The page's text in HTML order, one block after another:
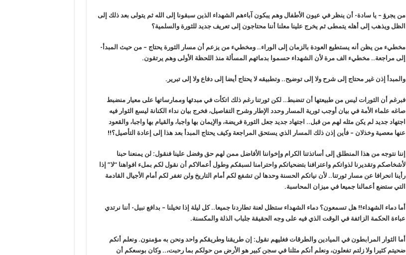
من يجرؤ – يا سادة- أن ينظر في عيون الأطفال وهم يبكون آباءهم الشهداء الذين سبقونا إلى الله ثم يتولى بعد ذلك إلى
الظل ويذهب إلى أهله يتمطى ثم يخرج علينا معلنا أننا محتاجون إلى تعريف جديد للثورة والسلمية؟
مخطيء من يظن أنه يستطيع العودة بالزمان إلى الوراء.. ومخطيء من يزعم أن مسار الثورة يحتاج – من حيث المبدأ-
إلى مراجعة.. مخطيء الف مرة لأن الشهداء حسموا بدمائهم المسألة منذ اللحظة الأولى وهم يرتقون.
والمبدأ إذن غير محتاج إلى شرح ولا إلى توضيح.. وتطبيقه لا يحتاج أيضا إلى دفاع ولا إلى تبرير.
فبرغم أن الثورات ليس من طبيعتها أن تنضبط.. لكن ثورتنا رغم ذلك اتكأت في مبدئها وممارساتها على معيار منضبط
صاغه علماء الأمة في بيان أوجب ثورية المسار وحدد الإطار وشرح التفاصيل، فخرج بيان نداء الكنانة ليسع الثوار فيه
اجتهاد جديد لم يكن مثله لهم من قبل.. اجتهاد جديد جعل الثورة فريضة، والإيمان بها واجبا، والقيام بها واجبا، والقعود
عنها معصية وخذلان – فأين إذن ذلك المسار الذي يستحق المراجعة وكيف يحتاج المبدأ بعد هذا إلى إعادة التأصيل؟!!
إننا نتوجه من هذا المنطلق إلى أساتذتنا الكرام وإخواننا الأفاضل ممن لهم حق وفضل علينا فنقول: لن يمنعنا حبنا
لأشخاصكم وتقديرنا لذواتكم واعترافنا بتضحياتكم واحترامنا لسبقكم وطول أعمالاكم أن نقول لكم بملء افواهنا “لا” إذا
رأينا انحرافا عن مسار ثورتنا.. لأن نياتكم الحسنة وحدها لن تشفع لكم أمام التاريخ ولن تغفر لكم أمام الأجيال القادمة
التي ستضع أعمالنا جميعا في ميزان المحاسبة.
أما دماء الشهداء!! هل تسمعون؟ دماء الشهداء ستظل لعنة تطاردنا جميعا.. كل ليلة إذا تخيلنا – بدافع نبيل- أننا نرتدي
عباءة الحكمة الزائفة في الوقت الذي فيه على وجه الحقيقة جلباب الذلة والمكسنة.
أما الثوار المرابطون في الميادين والطرقات فغليهم نقول: إن طريقنا وطريقكم واحد ونحن به مؤمنون. ونعلم أنكم
ضحيتم كثيرا ولا زلتم تفعلون، ونعلم أنكم مثلنا في سجن كبير هو الأرض من حولكم بما رحبت،.. وكان بوسعكم أن